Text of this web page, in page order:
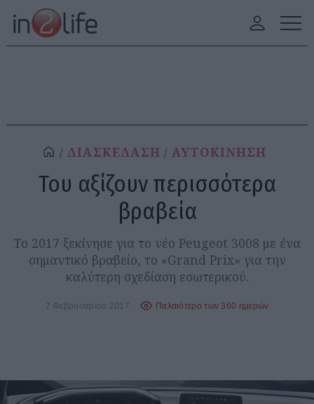
ΔΙΑΣΚΕΔΑΣΗ ΑΥΤΟΚΙΝΗΣΗ
Του αξίζουν περισσότερα
βραβεία
Το 2017 ξεκίνησε για το νέο Peugeot 3008 με ένα
σημαντικό βραβείο, το «Grand Prix» για την
καλύτερη σχεδίαση εσωτερικού.
7 Φεβρουαρίου 2017 Παλαιότερο των 360 ημερών